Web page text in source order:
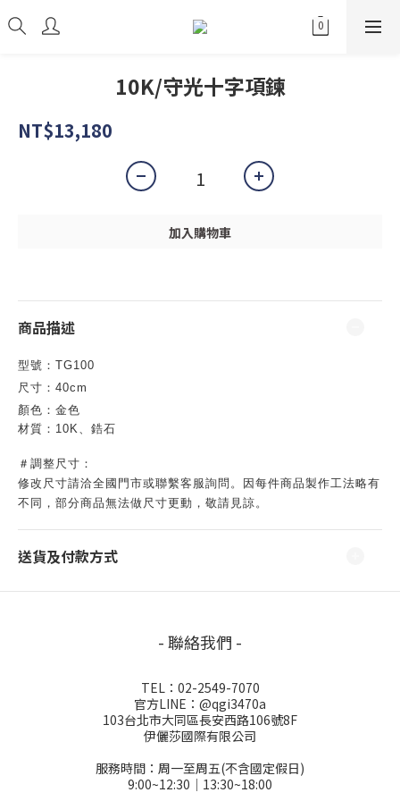
10K/守光十字項鍊
NT$13,180
加入購物車
商品描述
型號：TG100
尺寸：40cm
顏色：金色
材質：10K、鋯石
＃調整尺寸：
修改尺寸請洽全國門市或聯繫客服詢問。因每件商品製作工法略有
不同，部分商品無法做尺寸更動，敬請見諒。
送貨及付款方式
- 聯絡我們 -
TEL：02-2549-7070
官方LINE：@qgi3470a
103台北市大同區長安西路106號8F
伊儷莎國際有限公司
服務時間：周一至周五(不含國定假日)
9:00~12:30│13:30~18:00